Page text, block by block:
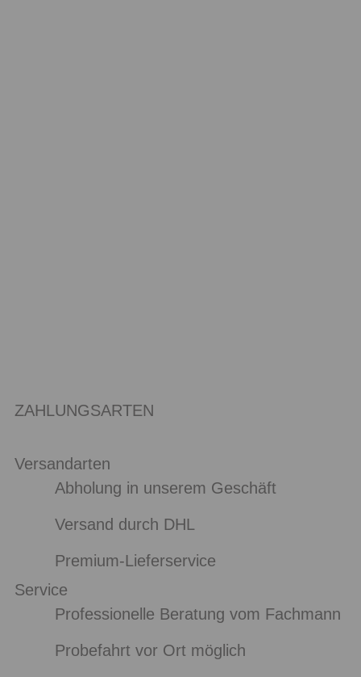
ZAHLUNGSARTEN
Versandarten
Abholung in unserem Geschäft
Versand durch DHL
Premium-Lieferservice
Service
Professionelle Beratung vom Fachmann
Probefahrt vor Ort möglich